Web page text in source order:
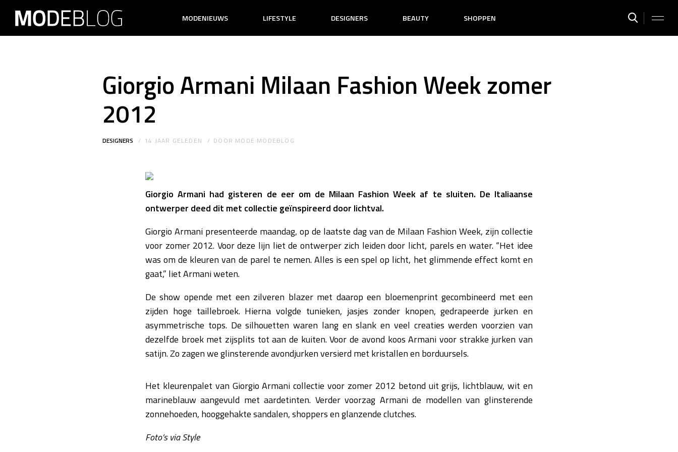
MODENIEUWS LIFESTYLE DESIGNERS BEAUTY SHOPPEN
Giorgio Armani Milaan Fashion Week zomer
2012
DESIGNERS 14 JAAR GELEDEN DOOR MODE MODEBLOG
Giorgio Armani had gisteren de eer om de Milaan Fashion Week af te sluiten. De Italiaanse
ontwerper deed dit met collectie geïnspireerd door lichtval.
Giorgio Armani presenteerde maandag, op de laatste dag van de Milaan Fashion Week, zijn collectie
voor zomer 2012. Voor deze lijn liet de ontwerper zich leiden door licht, parels en water. “Het idee
was om de kleuren van de parel te nemen. Alles is een spel op licht, het glimmende effect komt en
gaat,” liet Armani weten.
De show opende met een zilveren blazer met daarop een bloemenprint gecombineerd met een
zijden hoge taillebroek. Hierna volgde tunieken, jasjes zonder knopen, gedrapeerde jurken en
asymmetrische tops. De silhouetten waren lang en slank en veel creaties werden voorzien van
dezelfde broek met zijsplits tot aan de kuiten. Voor de avond koos Armani voor strakke jurken van
satijn. Zo zagen we glinsterende avondjurken versierd met kristallen en borduursels.
Het kleurenpalet van Giorgio Armani collectie voor zomer 2012 betond uit grijs, lichtblauw, wit en
marineblauw aangevuld met aardetinten. Verder voorzag Armani de modellen van glinsterende
zonnehoeden, hooggehakte sandalen, shoppers en glanzende clutches.
Foto’s via Style